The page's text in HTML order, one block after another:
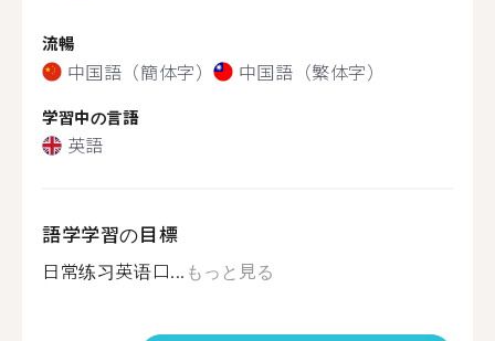
流暢
中国語（簡体字） 中国語（繁体字）
学習中の言語
英語
語学学習の目標
日常练习英语口... もっと見る